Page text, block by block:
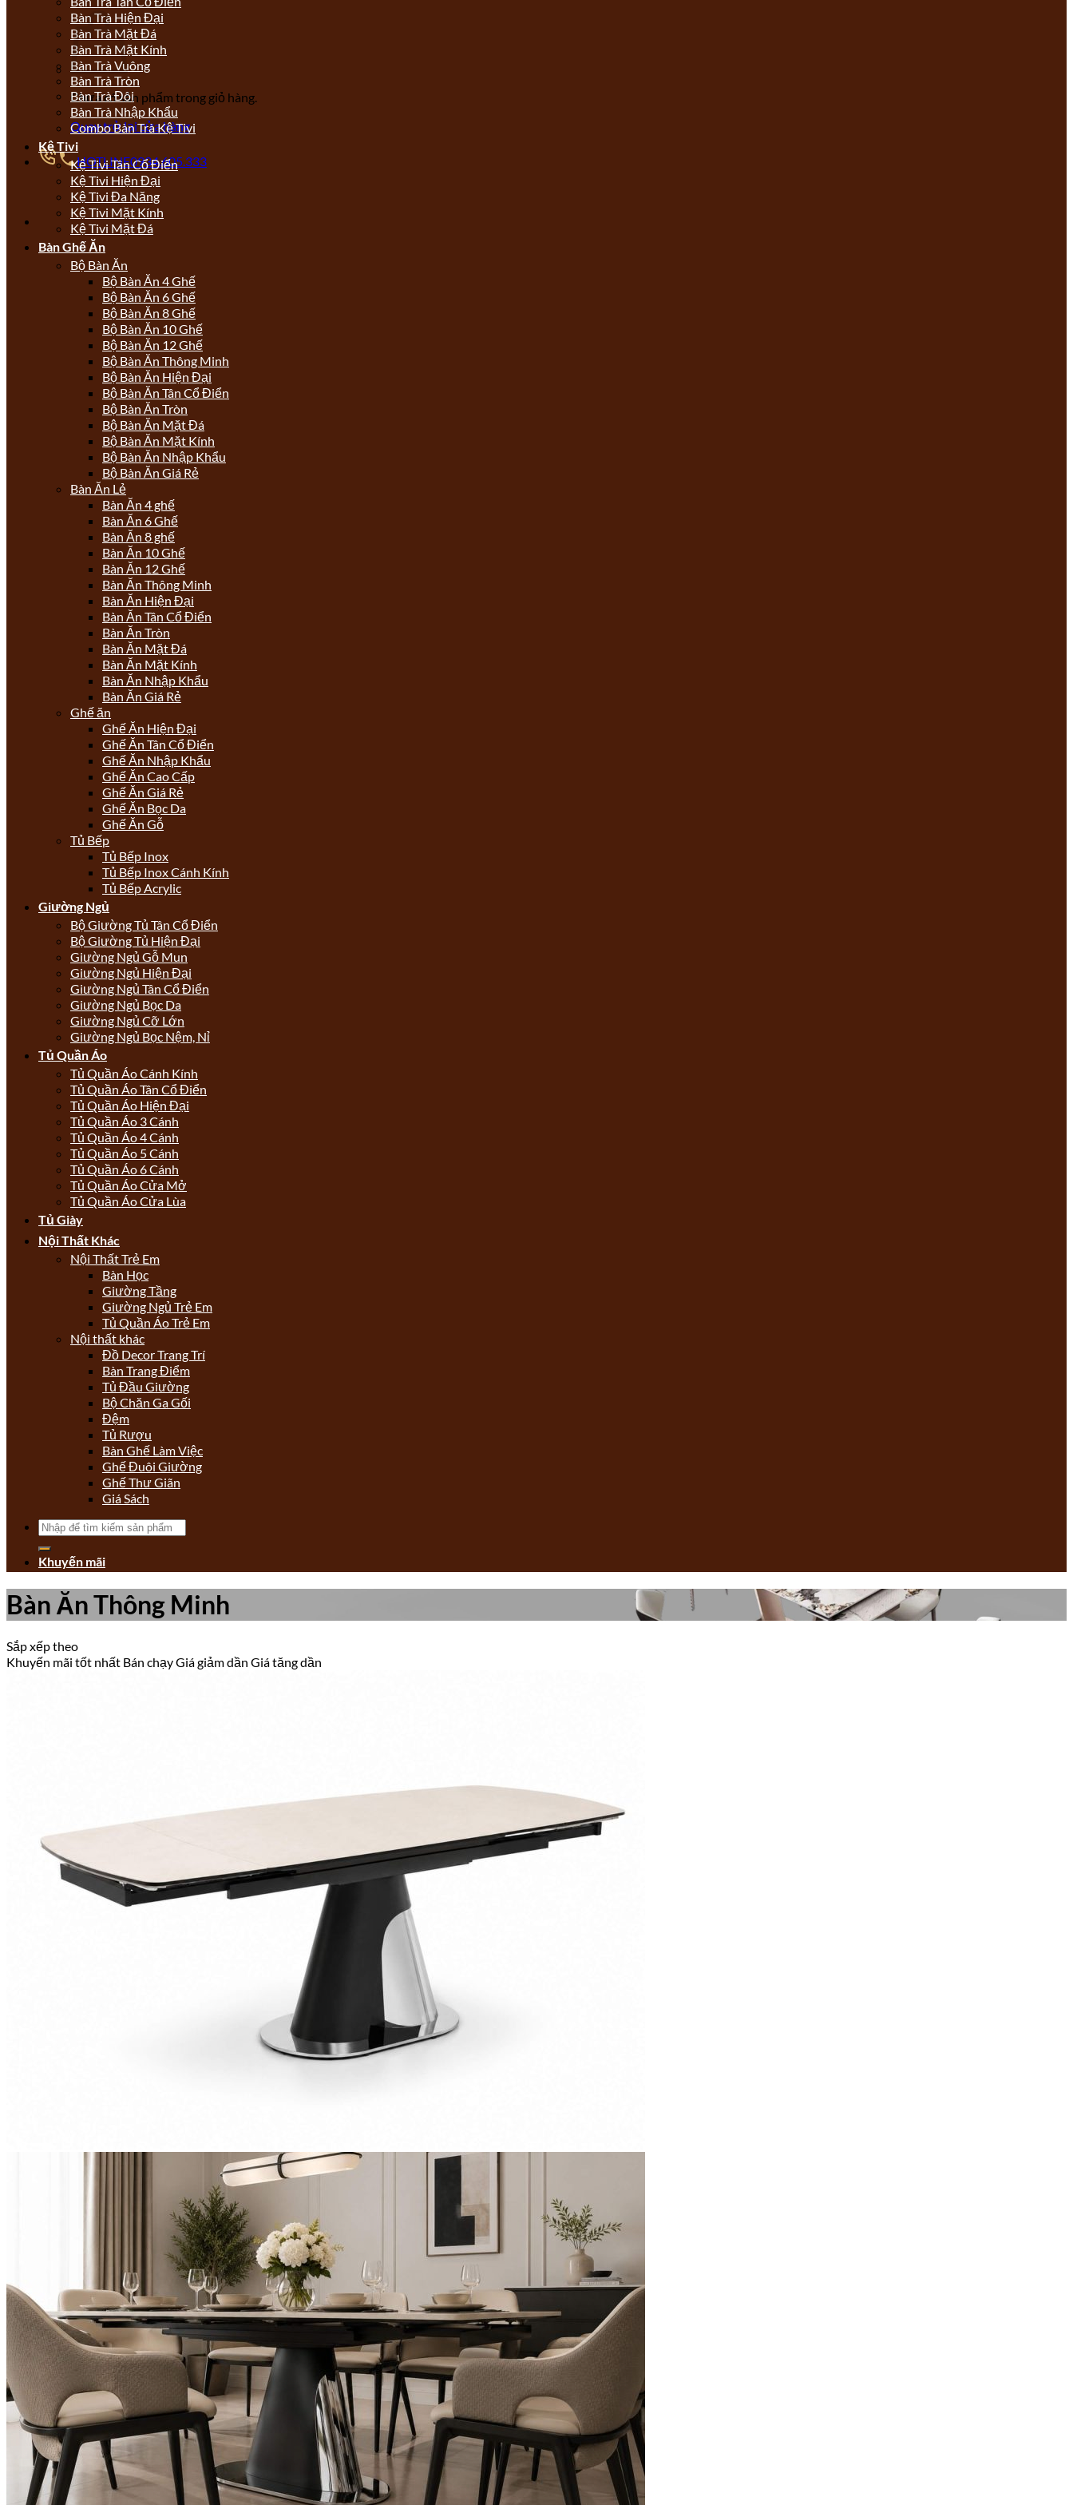
Chưa có sản phẩm trong giỏ hàng.
Quay trở lại cửa hàng
HOTLINE0934.605.333
Bàn Trà Hiện Đại
Bàn Trà Mặt Đá
Bàn Trà Mặt Kính
Bàn Trà Vuông
Bàn Trà Tròn
Bàn Trà Đôi
Bàn Trà Nhập Khẩu
Combo Bàn Trà Kệ Tivi
Kệ Tivi
Kệ Tivi Tân Cổ Điển
Kệ Tivi Hiện Đại
Kệ Tivi Đa Năng
Kệ Tivi Mặt Kính
Kệ Tivi Mặt Đá
Bàn Ghế Ăn
Bộ Bàn Ăn
Bộ Bàn Ăn 4 Ghế
Bộ Bàn Ăn 6 Ghế
Bộ Bàn Ăn 8 Ghế
Bộ Bàn Ăn 10 Ghế
Bộ Bàn Ăn 12 Ghế
Bộ Bàn Ăn Thông Minh
Bộ Bàn Ăn Hiện Đại
Bộ Bàn Ăn Tân Cổ Điển
Bộ Bàn Ăn Tròn
Bộ Bàn Ăn Mặt Đá
Bộ Bàn Ăn Mặt Kính
Bộ Bàn Ăn Nhập Khẩu
Bộ Bàn Ăn Giá Rẻ
Bàn Ăn Lẻ
Bàn Ăn 4 ghế
Bàn Ăn 6 Ghế
Bàn Ăn 8 ghế
Bàn Ăn 10 Ghế
Bàn Ăn 12 Ghế
Bàn Ăn Thông Minh
Bàn Ăn Hiện Đại
Bàn Ăn Tân Cổ Điển
Bàn Ăn Tròn
Bàn Ăn Mặt Đá
Bàn Ăn Mặt Kính
Bàn Ăn Nhập Khẩu
Bàn Ăn Giá Rẻ
Ghế ăn
Ghế Ăn Hiện Đại
Ghế Ăn Tân Cổ Điển
Ghế Ăn Nhập Khẩu
Ghế Ăn Cao Cấp
Ghế Ăn Giá Rẻ
Ghế Ăn Bọc Da
Ghế Ăn Gỗ
Tủ Bếp
Tủ Bếp Inox
Tủ Bếp Inox Cánh Kính
Tủ Bếp Acrylic
Giường Ngủ
Bộ Giường Tủ Tân Cổ Điển
Bộ Giường Tủ Hiện Đại
Giường Ngủ Gỗ Mun
Giường Ngủ Hiện Đại
Giường Ngủ Tân Cổ Điển
Giường Ngủ Bọc Da
Giường Ngủ Cỡ Lớn
Giường Ngủ Bọc Nệm, Nỉ
Tủ Quần Áo
Tủ Quần Áo Cánh Kính
Tủ Quần Áo Tân Cổ Điển
Tủ Quần Áo Hiện Đại
Tủ Quần Áo 3 Cánh
Tủ Quần Áo 4 Cánh
Tủ Quần Áo 5 Cánh
Tủ Quần Áo 6 Cánh
Tủ Quần Áo Cửa Mở
Tủ Quần Áo Cửa Lùa
Tủ Giày
Nội Thất Khác
Nội Thất Trẻ Em
Bàn Học
Giường Tầng
Giường Ngủ Trẻ Em
Tủ Quần Áo Trẻ Em
Nội thất khác
Đồ Decor Trang Trí
Bàn Trang Điểm
Tủ Đầu Giường
Bộ Chăn Ga Gối
Đệm
Tủ Rượu
Bàn Ghế Làm Việc
Ghế Đuôi Giường
Ghế Thư Giãn
Giá Sách
Tìm
kiếm:
Khuyến mãi
Bàn Ăn Thông Minh
Sắp xếp theo
Khuyến mãi tốt nhất Bán chạyGiá giảm dần Giá tăng dần